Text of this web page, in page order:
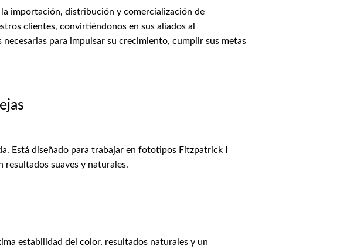
la importación, distribución y comercialización de
clientes, convirtiéndonos en sus aliados al
para impulsar su crecimiento, cumplir sus metas
Está diseñado para trabajar en fototipos Fitzpatrick I
resultados suaves y naturales.
estabilidad del color, resultados naturales y un